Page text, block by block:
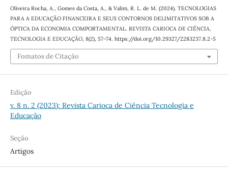
Oliveira Rocha, A., Gomes da Costa, A., & Valim, R. L. de M. (2024). TECNOLOGIAS
PARA A EDUCAÇÃO FINANCEIRA E SEUS CONTORNOS DELIMITATIVOS SOB A
ÓPTICA DA ECONOMIA COMPORTAMENTAL. REVISTA CARIOCA DE CIÊNCIA,
TECNOLOGIA E EDUCAÇÃO, 8(2), 57–74. https://doi.org/10.29327/2283237.8.2-5
Fomatos de Citação
Edição
v. 8 n. 2 (2023): Revista Carioca de Ciência Tecnologia e
Educação
Seção
Artigos